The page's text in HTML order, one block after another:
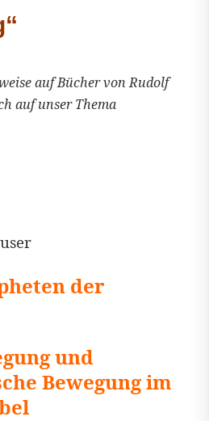
auf Bücher von Rudolf
auf unser Thema
der
und
Bewegung im